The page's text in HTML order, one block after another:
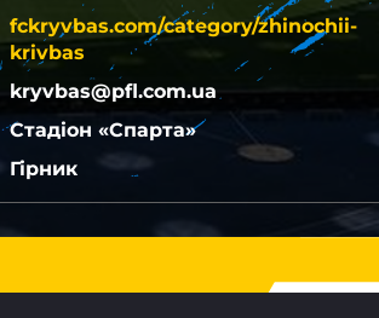
fckryvbas.com/category/zhinochii-
krivbas
kryvbas@pfl.com.ua
Стадіон «Спарта»
Гірник